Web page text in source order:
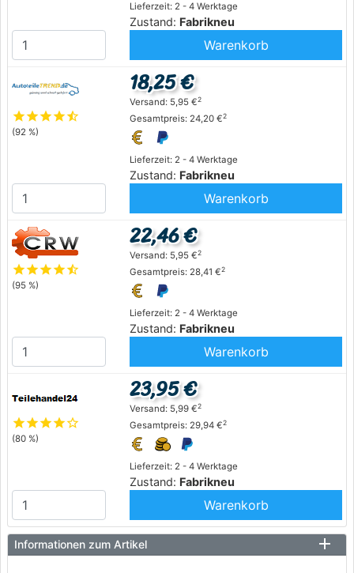
Lieferzeit: 2 - 4 Werktage
Zustand: Fabrikneu
Warenkorb
starstarstarstarstar_half
(92 %)
Lieferzeit: 2 - 4 Werktage
Zustand: Fabrikneu
18,25 €
Versand: 5,95 €2
Gesamtpreis: 24,20 €2
Warenkorb
starstarstarstarstar_half
(95 %)
Lieferzeit: 2 - 4 Werktage
Zustand: Fabrikneu
22,46 €
Versand: 5,95 €2
Gesamtpreis: 28,41 €2
Warenkorb
starstarstarstarstar_outline
(80 %)
Lieferzeit: 2 - 4 Werktage
Zustand: Fabrikneu
23,95 €
Versand: 5,99 €2
Gesamtpreis: 29,94 €2
Warenkorb
Informationen zum Artikel